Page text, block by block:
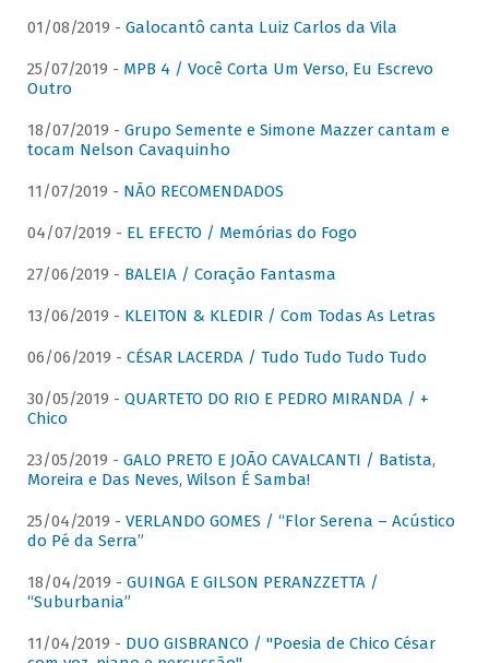
01/08/2019 - Galocantô canta Luiz Carlos da Vila
25/07/2019 - MPB 4 / Você Corta Um Verso, Eu Escrevo
Outro
18/07/2019 - Grupo Semente e Simone Mazzer cantam e
tocam Nelson Cavaquinho
11/07/2019 - NÃO RECOMENDADOS
04/07/2019 - EL EFECTO / Memórias do Fogo
27/06/2019 - BALEIA / Coração Fantasma
13/06/2019 - KLEITON & KLEDIR / Com Todas As Letras
06/06/2019 - CÉSAR LACERDA / Tudo Tudo Tudo Tudo
30/05/2019 - QUARTETO DO RIO E PEDRO MIRANDA / +
Chico
23/05/2019 - GALO PRETO E JOÃO CAVALCANTI / Batista,
Moreira e Das Neves, Wilson É Samba!
25/04/2019 - VERLANDO GOMES / “Flor Serena – Acústico
do Pé da Serra”
18/04/2019 - GUINGA E GILSON PERANZZETTA /
“Suburbania”
11/04/2019 - DUO GISBRANCO / "Poesia de Chico César